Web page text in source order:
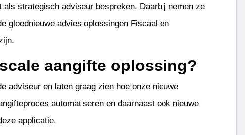
strategisch adviseur bespreken. Daarbij nemen ze
gloednieuwe advies oplossingen Fiscaal en
aangifte oplossing?
adviseur en laten graag zien hoe onze nieuwe
automatiseren en daarnaast ook nieuwe
applicatie.